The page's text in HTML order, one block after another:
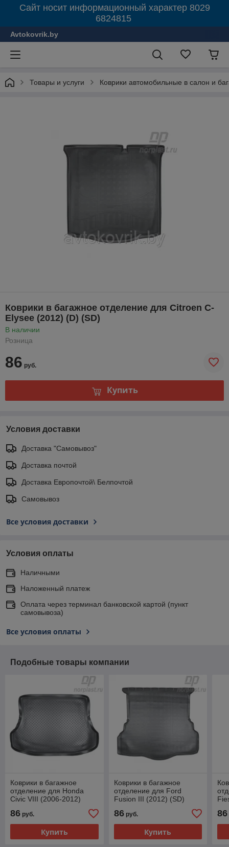
Сайт носит информационный характер 8029
6824815
Avtokovrik.by
Товары и услуги Коврики автомобильные в салон и
Коврики в багажное отделение для Citroen C-
Elysee (2012) (D) (SD)
В наличии
Розница
86 руб.
Купить
Условия доставки
Доставка "Самовывоз"
Доставка почтой
Доставка Европочтой\ Белпочтой
Самовывоз
Все условия доставки
Условия оплаты
Наличными
Наложенный платеж
Оплата через терминал банковской картой (пункт
самовывоза)
Все условия оплаты
Подобные товары компании
Коврики в багажное
отделение для Honda
Civic VIII (2006-2012)
(EU)FD1) (SD) (4 двери)
86 руб.
Купить
Коврики в багажное
отделение для Ford
Fusion III (2012) (SD)
86руб.
Купить
86